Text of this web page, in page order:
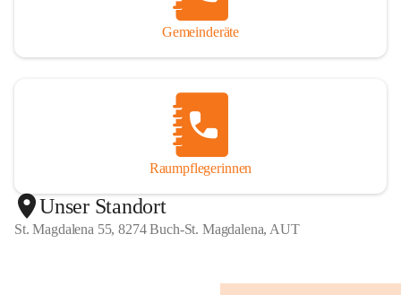
Gemeinderäte
Raumpflegerinnen
Unser Standort
St. Magdalena 55, 8274 Buch-St. Magdalena, AUT